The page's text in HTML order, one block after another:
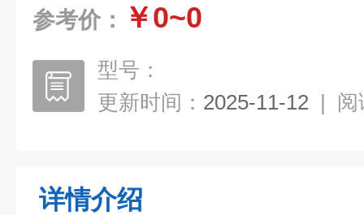
参考价： ￥0~0
型号：
更新时间： 2025-11-12 | 阅
详情介绍